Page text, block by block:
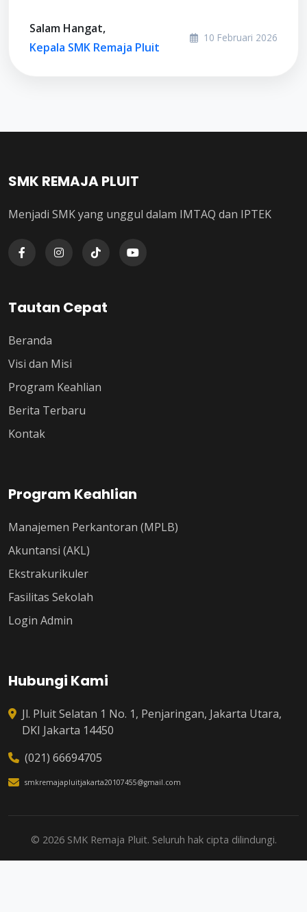
Salam Hangat,
Kepala SMK Remaja Pluit
10 Februari 2026
SMK REMAJA PLUIT
Menjadi SMK yang unggul dalam IMTAQ dan IPTEK
Tautan Cepat
Beranda
Visi dan Misi
Program Keahlian
Berita Terbaru
Kontak
Program Keahlian
Manajemen Perkantoran (MPLB)
Akuntansi (AKL)
Ekstrakurikuler
Fasilitas Sekolah
Login Admin
Hubungi Kami
Jl. Pluit Selatan 1 No. 1, Penjaringan, Jakarta Utara,
DKI Jakarta 14450
(021) 66694705
smkremajapluitjakarta20107455@gmail.com
© 2026 SMK Remaja Pluit. Seluruh hak cipta dilindungi.